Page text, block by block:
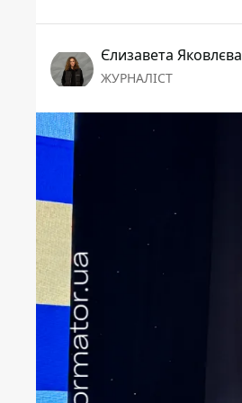
Єлизавета Яковлєва
ЖУРНАЛІСТ